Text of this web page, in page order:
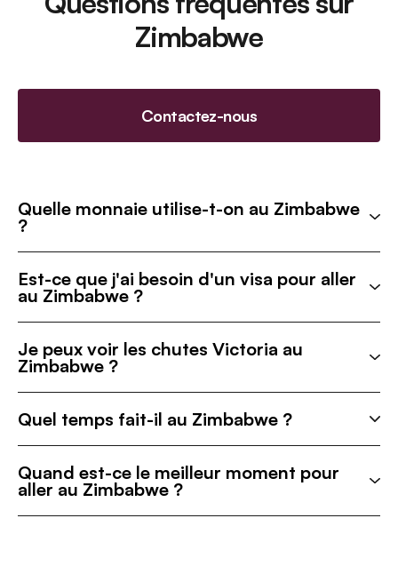
Zimbabwe
Contactez-nous
Quelle monnaie utilise-t-on au Zimbabwe
?
Est-ce que j'ai besoin d'un visa pour aller
au Zimbabwe ?
Je peux voir les chutes Victoria au
Zimbabwe ?
Quel temps fait-il au Zimbabwe ?
Quand est-ce le meilleur moment pour
aller au Zimbabwe ?